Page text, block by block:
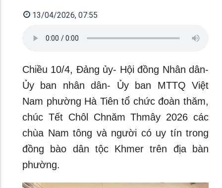
13/04/2026, 07:55
Chiều 10/4, Đảng ủy- Hội đồng Nhân dân-
Ủy ban nhân dân- Ủy ban MTTQ Việt
Nam phường Hà Tiên tổ chức đoàn thăm,
chúc Tết Chôl Chnăm Thmây 2026 các
chùa Nam tông và người có uy tín trong
đồng bào dân tộc Khmer trên địa bàn
phường.